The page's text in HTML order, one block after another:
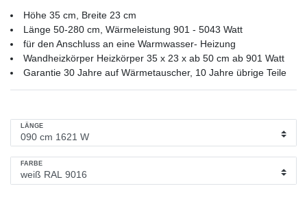
Höhe 35 cm, Breite 23 cm
Länge 50-280 cm, Wärmeleistung 901 - 5043 Watt
für den Anschluss an eine Warmwasser- Heizung
Wandheizkörper Heizkörper 35 x 23 x ab 50 cm ab 901 Watt
Garantie 30 Jahre auf Wärmetauscher, 10 Jahre übrige Teile
LÄNGE
FARBE